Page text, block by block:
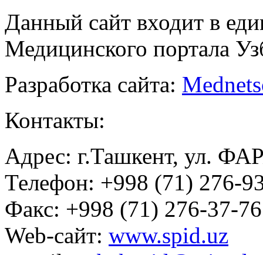
Данный сайт входит в
Медицинского портала
Разработка сайта:
Контакты:
Адрес: г.Ташкент, ул.
Телефон: +998 (71) 276-
Факс: +998 (71) 276-37-76
Web-сайт: www.spid.uz